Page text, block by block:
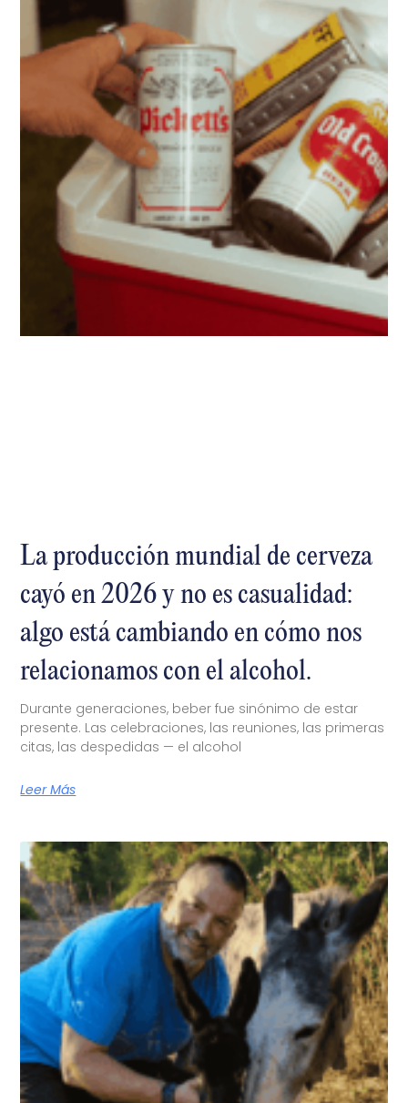
La producción mundial de cerveza
cayó en 2026 y no es casualidad:
algo está cambiando en cómo nos
relacionamos con el alcohol.
Durante generaciones, beber fue sinónimo de estar
presente. Las celebraciones, las reuniones, las primeras
citas, las despedidas — el alcohol
Leer Más